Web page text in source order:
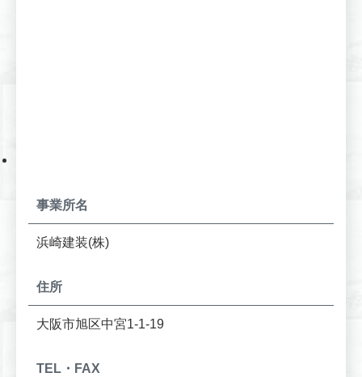
事業所名
浜崎建装(株)
住所
大阪市旭区中宮1-1-19
TEL・FAX